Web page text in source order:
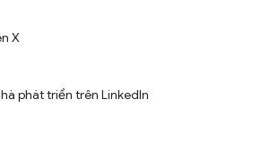
X
phát triển trên LinkedIn